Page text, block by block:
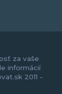
za vaše
informácií
2011 -